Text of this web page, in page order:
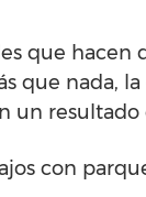
que hacen
que nada,
un resultado
con